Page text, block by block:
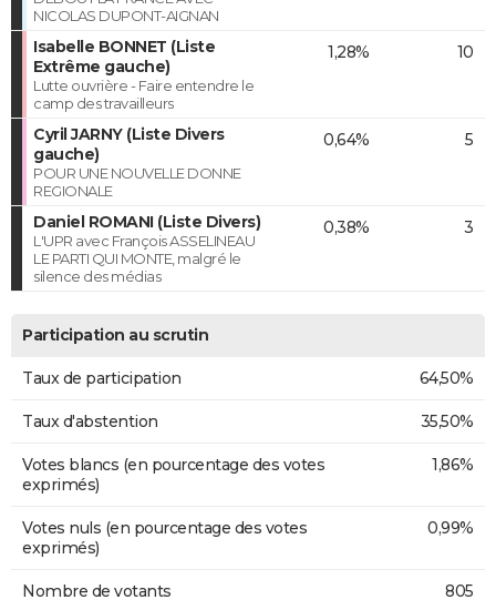
NICOLAS DUPONT-AIGNAN
Isabelle BONNET (Liste
Extrême gauche)
Lutte ouvrière - Faire entendre le
camp des travailleurs
1,28% 10
Cyril JARNY (Liste Divers
gauche)
POUR UNE NOUVELLE DONNE
REGIONALE
0,64% 5
Daniel ROMANI (Liste Divers)
L'UPR avec François ASSELINEAU
LE PARTI QUI MONTE, malgré le
silence des médias
0,38% 3
Participation au scrutin
Taux de participation 64,50%
Taux d'abstention 35,50%
Votes blancs (en pourcentage des votes
exprimés)
1,86%
Votes nuls (en pourcentage des votes
exprimés)
0,99%
Nombre de votants 805